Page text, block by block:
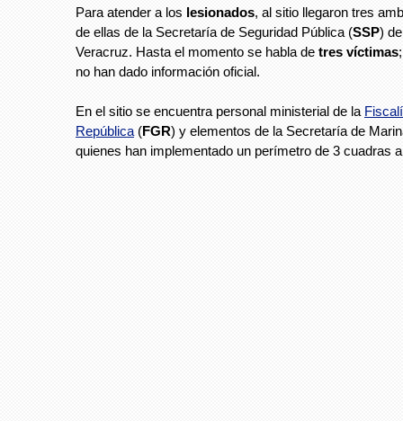
Para atender a los lesionados, al sitio llegaron tres
de ellas de la Secretaría de Seguridad Pública (SSP)
Veracruz. Hasta el momento se habla de tres víctimas
no han dado información oficial.
En el sitio se encuentra personal ministerial de la
República (FGR) y elementos de la Secretaría de
quienes han implementado un perímetro de 3 cuadras